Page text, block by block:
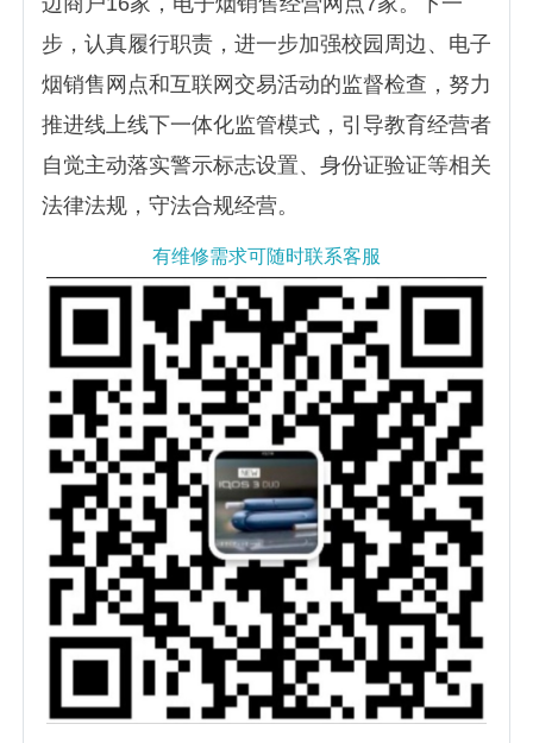
步，认真履行职责，进一步加强校园周边、电子
烟销售网点和互联网交易活动的监督检查，努力
推进线上线下一体化监管模式，引导教育经营者
自觉主动落实警示标志设置、身份证验证等相关
法律法规，守法合规经营。
有维修需求可随时联系客服